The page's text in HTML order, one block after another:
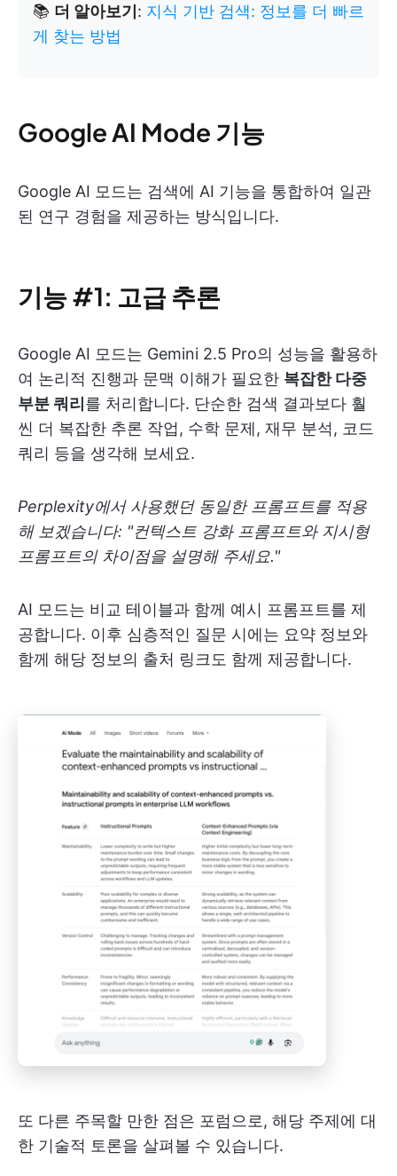
📚 더 알아보기: 지식 기반 검색: 정보를 더 빠르
게 찾는 방법
Google AI Mode 기능
Google AI 모드는 검색에 AI 기능을 통합하여 일관
된 연구 경험을 제공하는 방식입니다.
기능 #1: 고급 추론
Google AI 모드는 Gemini 2.5 Pro의 성능을 활용하
여 논리적 진행과 문맥 이해가 필요한 복잡한 다중
부분 쿼리를 처리합니다. 단순한 검색 결과보다 훨
씬 더 복잡한 추론 작업, 수학 문제, 재무 분석, 코드
쿼리 등을 생각해 보세요.
Perplexity에서 사용했던 동일한 프롬프트를 적용
해 보겠습니다: "컨텍스트 강화 프롬프트와 지시형
프롬프트의 차이점을 설명해 주세요."
AI 모드는 비교 테이블과 함께 예시 프롬프트를 제
공합니다. 이후 심층적인 질문 시에는 요약 정보와
함께 해당 정보의 출처 링크도 함께 제공합니다.
또 다른 주목할 만한 점은 포럼으로, 해당 주제에 대
한 기술적 토론을 살펴볼 수 있습니다.